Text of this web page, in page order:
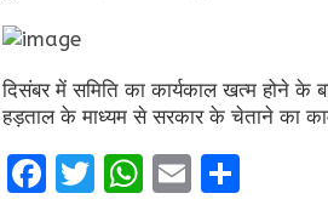
दिसंबर में समिति का कार्यकाल खत्म होने के
हड़ताल के माध्यम से सरकार के चेताने का
F
T W E S